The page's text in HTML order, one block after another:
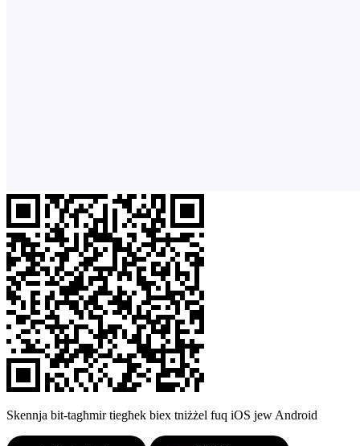
Skennja bit-tagħmir tiegħek biex tniżżel fuq iOS jew Android